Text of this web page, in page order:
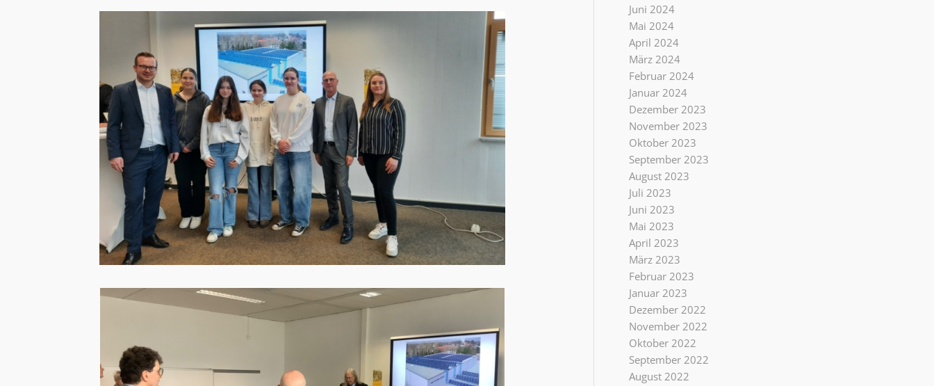
Juni 2024
Mai 2024
April 2024
März 2024
Februar 2024
Januar 2024
Dezember 2023
November 2023
Oktober 2023
September 2023
August 2023
Juli 2023
Juni 2023
Mai 2023
April 2023
März 2023
Februar 2023
Januar 2023
Dezember 2022
November 2022
Oktober 2022
September 2022
August 2022